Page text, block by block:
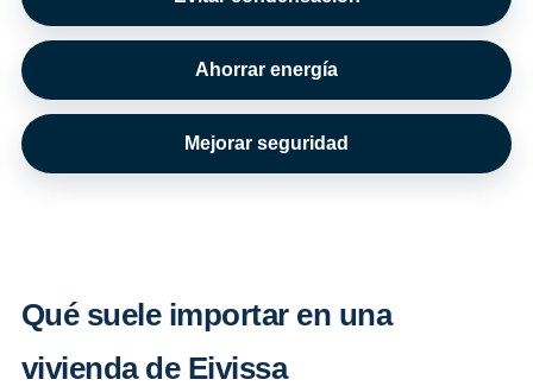
Ahorrar energía
Mejorar seguridad
Qué suele importar en una
vivienda de Eivissa